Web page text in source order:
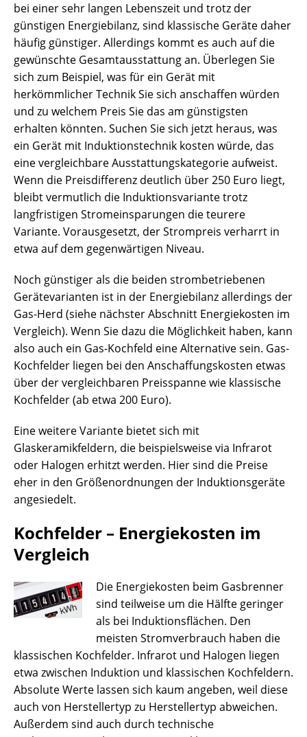
bei einer sehr langen Lebenszeit und trotz der
günstigen Energiebilanz, sind klassische Geräte daher
häufig günstiger. Allerdings kommt es auch auf die
gewünschte Gesamtausstattung an. Überlegen Sie
sich zum Beispiel, was für ein Gerät mit
herkömmlicher Technik Sie sich anschaffen würden
und zu welchem Preis Sie das am günstigsten
erhalten könnten. Suchen Sie sich jetzt heraus, was
ein Gerät mit Induktionstechnik kosten würde, das
eine vergleichbare Ausstattungskategorie aufweist.
Wenn die Preisdifferenz deutlich über 250 Euro liegt,
bleibt vermutlich die Induktionsvariante trotz
langfristigen Stromeinsparungen die teurere
Variante. Vorausgesetzt, der Strompreis verharrt in
etwa auf dem gegenwärtigen Niveau.
Noch günstiger als die beiden strombetriebenen
Gerätevarianten ist in der Energiebilanz allerdings der
Gas-Herd (siehe nächster Abschnitt Energiekosten im
Vergleich). Wenn Sie dazu die Möglichkeit haben, kann
also auch ein Gas-Kochfeld eine Alternative sein. Gas-
Kochfelder liegen bei den Anschaffungskosten etwas
über der vergleichbaren Preisspanne wie klassische
Kochfelder (ab etwa 200 Euro).
Eine weitere Variante bietet sich mit
Glaskeramikfeldern, die beispielsweise via Infrarot
oder Halogen erhitzt werden. Hier sind die Preise
eher in den Größenordnungen der Induktionsgeräte
angesiedelt.
Kochfelder – Energiekosten im
Vergleich
Die Energiekosten beim Gasbrenner
sind teilweise um die Hälfte geringer
als bei Induktionsflächen. Den
meisten Stromverbrauch haben die
klassischen Kochfelder. Infrarot und Halogen liegen
etwa zwischen Induktion und klassischen Kochfeldern.
Absolute Werte lassen sich kaum angeben, weil diese
auch von Herstellertyp zu Herstellertyp abweichen.
Außerdem sind auch durch technische